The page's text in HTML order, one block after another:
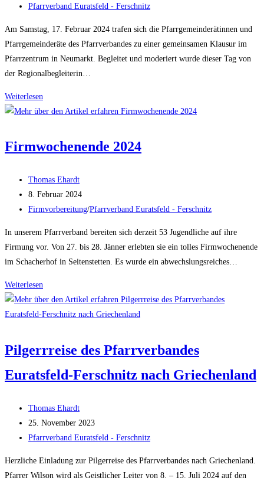
veröffentlicht:
Beitrags-
Pfarrverband Euratsfeld - Ferschnitz
Am Samstag, 17. Februar 2024 trafen sich die Pfarrgemeinderätinnen und
Pfarrgemeinderäte des Pfarrverbandes zu einer gemeinsamen Klausur im
Pfarrzentrum in Neumarkt. Begleitet und moderiert wurde dieser Tag von
der Regionalbegleiterin…
Weiterlesen
des
Euratsfeld-
Ferschnitz
Firmwochenende 2024
Beitrags-
Autor:
Thomas Ehardt
Beitrag
veröffentlicht:
8. Februar 2024
Beitrags-
Firmvorbereitung/Pfarrverband Euratsfeld - Ferschnitz
In unserem Pfarrverband bereiten sich derzeit 53 Jugendliche auf ihre
Firmung vor. Von 27. bis 28. Jänner erlebten sie ein tolles Firmwochenende
im Schacherhof in Seitenstetten. Es wurde ein abwechslungsreiches…
Weiterlesen
2024
Pilgerrreise des Pfarrverbandes
Euratsfeld-Ferschnitz nach Griechenland
Beitrags-
Autor:
Thomas Ehardt
Beitrag
veröffentlicht:
25. November 2023
Beitrags-
Pfarrverband Euratsfeld - Ferschnitz
Herzliche Einladung zur Pilgerreise des Pfarrverbandes nach Griechenland.
Pfarrer Wilson wird als Geistlicher Leiter von 8. – 15. Juli 2024 auf den